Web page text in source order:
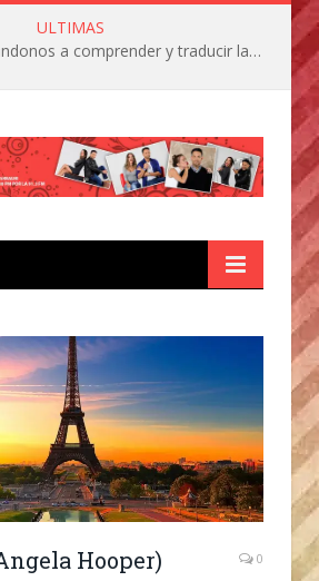
ULTIMAS
La IA está acercándonos a comprender y traducir las vocalizaciones y comportamientos de nuestras mascotas
Hooper) 0